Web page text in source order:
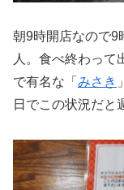
朝9時開店なので9
人。食べ終わって
で有名な「 みさき
日でこの状況だと